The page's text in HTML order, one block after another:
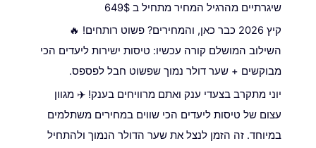
שיגרתיים מהרגיל המחיר מתחיל ב 649$
קיץ 2026 כבר כאן, והמחירים? פשוט רותחים! 🔥
השילוב המושלם קורה עכשיו: טיסות ישירות ליעדים הכי
מבוקשים + שער דולר נמוך שפשוט חבל לפספס.
יוני מתקרב בצעדי ענק ואתם מרוויחים בענק! ✈️ מגוון
עצום של טיסות ליעדים הכי שווים במחירים משתלמים
במיוחד. זה הזמן לנצל את שער הדולר הנמוך ולהתחיל